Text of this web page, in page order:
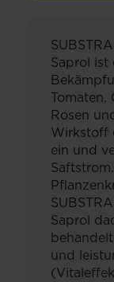
Saprol
Tomaten,
Rosen
Wirkstoff
ein und
Saprol
und